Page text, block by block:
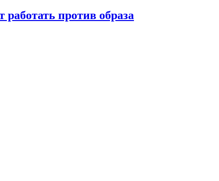
против образа